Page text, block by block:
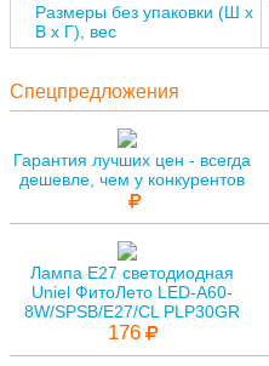
Размеры без упаковки (Ш x
В x Г), вес
Спецпредложения
Гарантия лучших цен - всегда
дешевле, чем у конкурентов
Лампа E27 светодиодная
Uniel ФитоЛето LED-A60-
8W/SPSB/E27/CL PLP30GR
176